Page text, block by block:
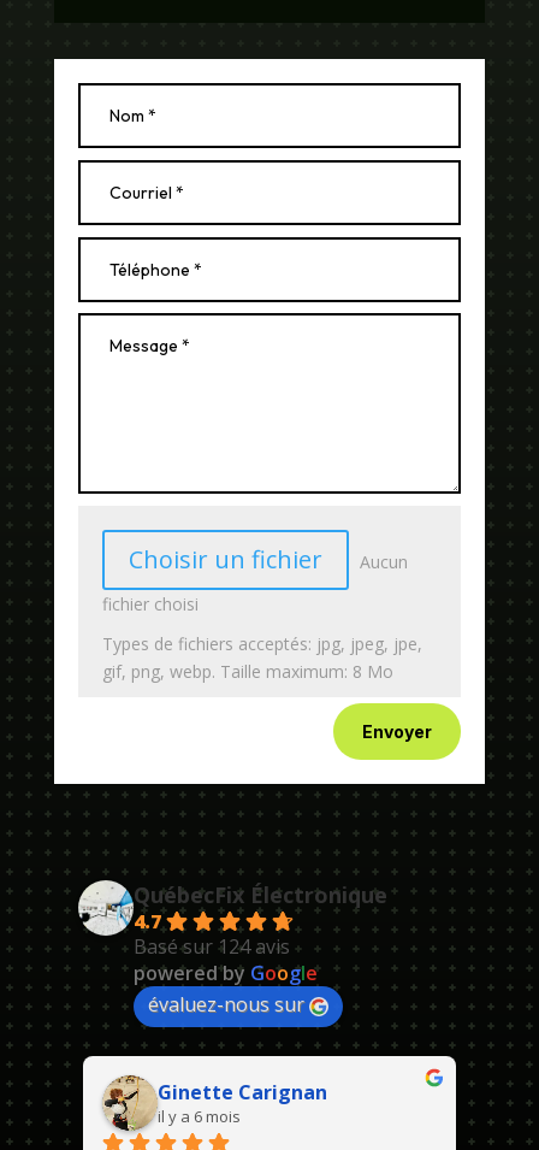
Choisir un fichier
Aucun
fichier choisi
Types de fichiers acceptés: jpg, jpeg, jpe,
gif, png, webp. Taille maximum: 8 Mo
Envoyer
QuébecFix Électronique
4.7
Basé sur 124 avis
powered by Google
évaluez-nous sur
Ginette Carignan
il y a 6 mois